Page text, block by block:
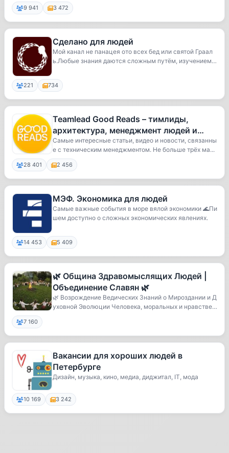
9 941 3 472
Сделано для людей
Мой канал не панацея ото всех бед или святой Граал
ь.Любые знания даются сложным путём, изучением
221 734
Teamlead Good Reads – тимлиды,
архитектура, менеджмент людей и
разработки
Самые интересные статьи, видео и новости, связанны
е с техническим менеджментом. Не больше трёх ма...
28 401 2 456
МЭФ. Экономика для людей
Самые важные события в море вялой экономики 🌊Пи
шем доступно о сложных экономических явлениях.
14 453 5 409
🌿 Община Здравомыслящих Людей |
Объединение Славян 🌿
🌿 Возрождение Ведических Знаний о Мироздании и Д
уховной Эволюции Человека, моральных и нравствен
7 160
Вакансии для хороших людей в
Петербурге
Дизайн, музыка, кино, медиа, диджитал, IT, мода
10 169 3 242